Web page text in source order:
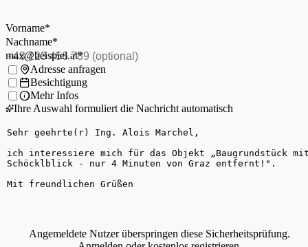
Vorname*
Nachname
Nachname*
E-Mail*(Pflichtfeld)
max@beispiel.at*
Telefon(optional)
Ich möchte:
Adresse anfragen
Besichtigung
Mehr Infos
Ihre Auswahl formuliert die Nachricht automatisch
Ihre Nachricht
Angemeldete Nutzer überspringen diese Sicherheitsprüfung.